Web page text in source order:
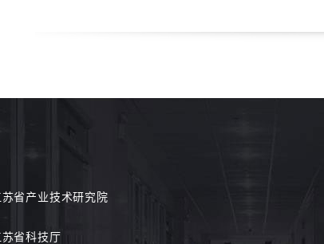
苏省产业技术研究院
省科技厅